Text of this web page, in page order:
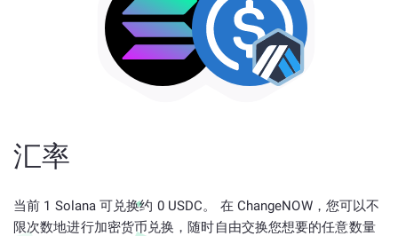
汇率
当前 1 Solana 可兑换约 0 USDC。 在 ChangeNOW，您可以不
限次数地进行加密货币兑换，随时自由交换您想要的任意数量